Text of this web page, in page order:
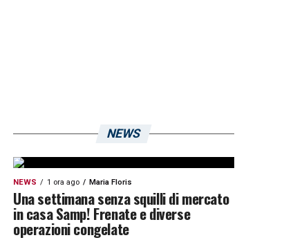
NEWS
NEWS 1 ora ago Maria Floris
Una settimana senza squilli di mercato
in casa Samp! Frenate e diverse
operazioni congelate